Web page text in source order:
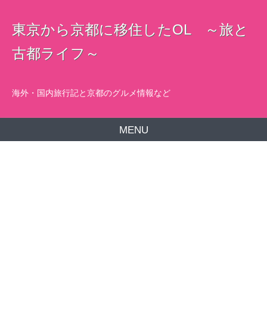
東京から京都に移住したOL ～旅と
古都ライフ～
海外・国内旅行記と京都のグルメ情報など
MENU